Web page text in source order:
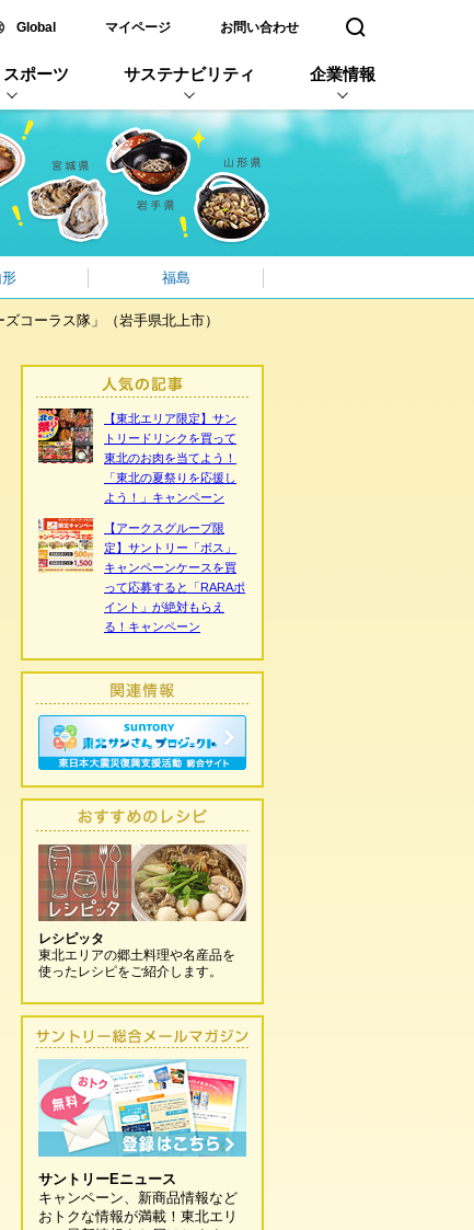
Global新しいウィンドウで開く
マイページ お問い合わせ 検索窓を開く
ポーツ サステナビリティ 企業情報
福島
コーラス隊」（岩手県北上市）
【東北エリア限定】サン
トリードリンクを買って
東北のお肉を当てよう！
「東北の夏祭りを応援し
よう！」キャンペーン
【アークスグループ限
定】サントリー「ボス」
キャンペーンケースを買
って応募すると「RARAポ
イント」が絶対もらえ
る！キャンペーン
レシピッタ
東北エリアの郷土料理や名産品を
使ったレシピをご紹介します。
サントリーEニュース
キャンペーン、新商品情報など
おトクな情報が満載！東北エリ